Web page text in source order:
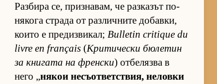
Раз­бира се, приз­на­вам, че раз­ка­зът по­
ня­кога страда от раз­лич­ните до­бав­ки,
ко­ито е пре­диз­ви­кал; Bulletin critique du
livre en français (Кри­ти­чески бю­ле­тин
за кни­гата на френ­ски) от­бе­лязва в
него „ня­кои не­съ­от­вет­с­твия, не­ловки